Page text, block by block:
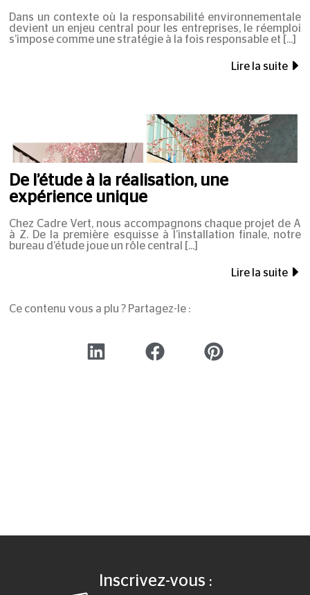
Dans un contexte où la responsabilité environnementale
devient un enjeu central pour les entreprises, le réemploi
s’impose comme une stratégie à la fois responsable et
Lire la suite
De l’étude à la réalisation, une
expérience unique
Chez Cadre Vert, nous accompagnons chaque projet de A
à Z. De la première esquisse à l’installation finale, notre
bureau d’étude joue un rôle central
Lire la suite
Ce contenu vous a plu ? Partagez-le :
Inscrivez-vous :